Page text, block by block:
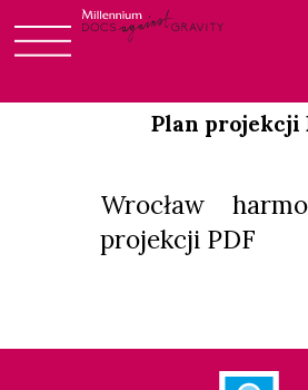
to
Login
Plan projekcji
Wrocław
projekcji PDF